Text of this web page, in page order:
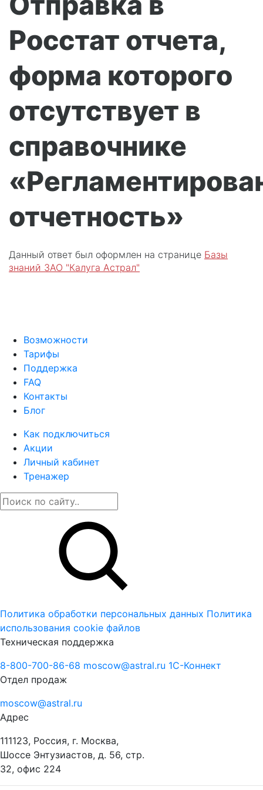
Росстат отчета,
форма которого
отсутствует в
справочнике
отчетность»
Данный ответ был оформлен на странице Базы
знаний ЗАО "Калуга Астрал"
Возможности
Тарифы
Поддержка
FAQ
Контакты
Блог
Как подключиться
Акции
Личный кабинет
Тренажер
Политика обработки персональных данных Политика
использования cookie файлов
Техническая поддержка
8-800-700-86-68 moscow@astral.ru 1С-Коннект
Отдел продаж
moscow@astral.ru
Адрес
111123, Россия, г. Москва,
Шоссе Энтузиастов, д. 56, стр.
32, офис 224